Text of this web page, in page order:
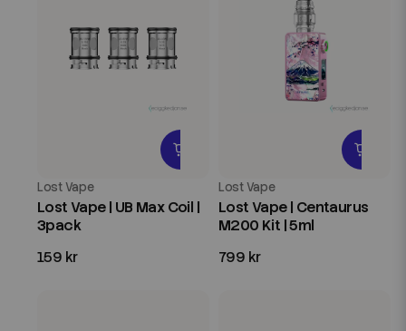
Lost Vape
Lost Vape | UB Max Coil |
3pack
159 kr
Lost Vape
Lost Vape | Centaurus
M200 Kit | 5ml
799 kr